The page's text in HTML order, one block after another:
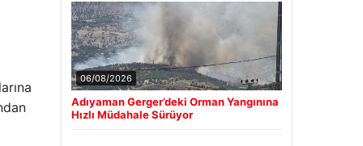
06/08/2026
Adıyaman Gerger’deki Orman Yangınına
Hızlı Müdahale Sürüyor